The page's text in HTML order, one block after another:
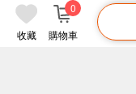
收藏 購物車
0